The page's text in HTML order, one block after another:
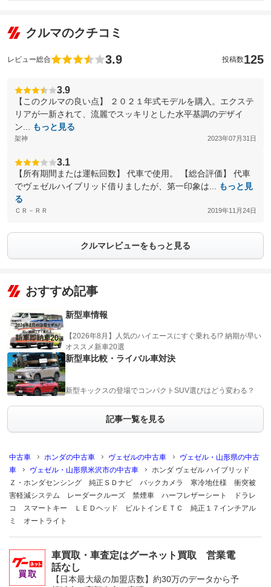
クルマのクチコミ
レビュー総合 3.9 投稿数125
3.9
【このクルマの良い点】 ２０２１年式モデルを購入。エクステ
リアが一新されて、流麗でスッキリとした水平基調のデザイ
ン...
もっと見る
架神 2023年07月31日
3.1
【所有期間または運転回数】 代車で使用。 【総合評価】 代車
でヴェゼルハイブリッド借りましたが、第一印象は...
もっと見
る
ＣＲ－ＲＲ 2019年11月24日
クルマレビューをもっと見る
おすすめ記事
新型車情報
【2026年8月】人気のハイエースにすぐ乗れる!? 納期が早い
オススメ新車20選
新型車比較・ライバル車対決
新型キックスの登場でコンパクトSUV選びはどう変わる？
記事一覧を見る
中古車 ホンダの中古車 ヴェゼルの中古車
ヴェゼル・山形県の中古
車
ヴェゼル・山形県米沢市の中古車
ホンダ ヴェゼル ハイブリッド
Ｚ・ホンダセンシング 純正ＳＤナビ バックカメラ 寒冷地仕様 衝突被
害軽減システム レーダークルーズ 禁煙車 ハーフレザーシート ドラレ
コ スマートキー ＬＥＤヘッド ビルトインＥＴＣ 純正１７インチアル
ミ オートライト
車買取・車査定はグーネット買取 営業電
話なし
【日本最大級の加盟店数】約30万のデータから予